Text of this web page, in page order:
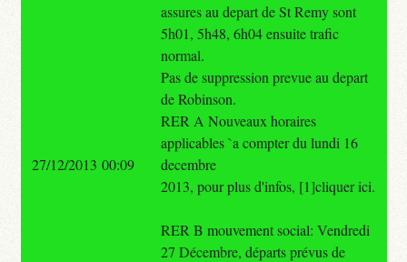
assures au depart de St Remy sont
5h01, 5h48, 6h04 ensuite trafic
normal.
Pas de suppression prevue au depart
de Robinson.
RER A Nouveaux horaires
applicables `a compter du lundi 16
decembre
2013, pour plus d'infos, [1]cliquer ici.
RER B mouvement social: Vendredi
27 Décembre, départs prévus de
27/12/2013 00:09